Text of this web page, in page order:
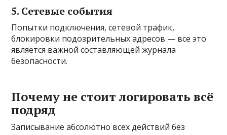
5. Сетевые события
Попытки подключения, сетевой трафик,
блокировки подозрительных адресов — все это
является важной составляющей журнала
безопасности.
Почему не стоит логировать всё
подряд
Записывание абсолютно всех действий без